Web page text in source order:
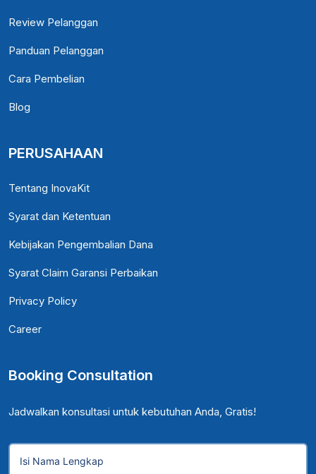
Review Pelanggan
Panduan Pelanggan
Cara Pembelian
Blog
PERUSAHAAN
Tentang InovaKit
Syarat dan Ketentuan
Kebijakan Pengembalian Dana
Syarat Claim Garansi Perbaikan
Privacy Policy
Career
Booking Consultation
Jadwalkan konsultasi untuk kebutuhan Anda, Gratis!